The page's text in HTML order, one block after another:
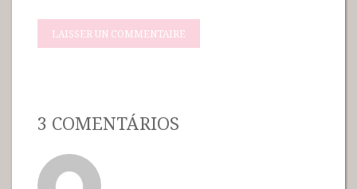
3 COMENTÁRIOS